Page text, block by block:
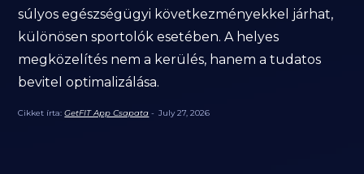
súlyos egészségügyi következményekkel járhat,
különösen sportolók esetében. A helyes
megközelítés nem a kerülés, hanem a tudatos
bevitel optimalizálása.
Cikket írta:GetFIT App Csapata - July 27, 2026